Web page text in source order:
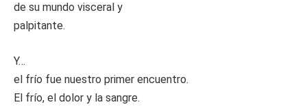
de su mundo visceral y
palpitante.
Y…
el frío fue nuestro primer encuentro.
El frío, el dolor y la sangre.